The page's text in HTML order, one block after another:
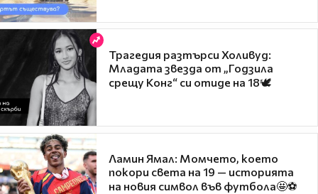
Трагедия разтърси Холивуд:
Младата звезда от „Годзила
срещу Конг“ си отиде на 18🕊️
Ламин Ямал: Момчето, което
покори света на 19 — историята
на новия символ във футбола🤩⚽